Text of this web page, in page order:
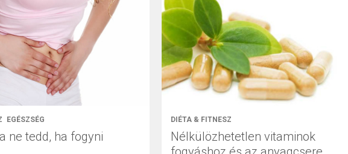
EGÉSZSÉG
ne tedd, ha fogyni
DIÉTA & FITNESZ
Nélkülözhetetlen vitaminok